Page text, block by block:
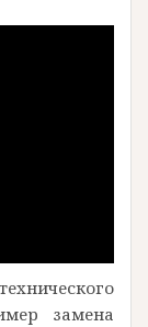
замена